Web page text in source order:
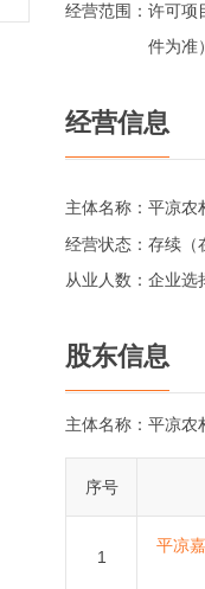
经营范围： 许可项
件为准
经营信息
主体名称： 平凉农
经营状态： 存续（
从业人数： 企业选
股东信息
主体名称： 平凉农
序号
1
平凉